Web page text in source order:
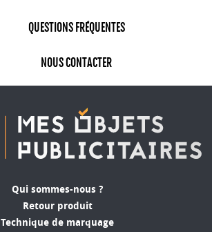
QUESTIONS FRÉQUENTES
NOUS CONTACTER
Qui sommes-nous ?
Retour produit
Technique de marquage